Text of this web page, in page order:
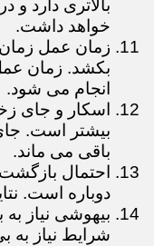
بالاتری دارد و
خواهد داشت.
زمان عمل
بکشد. زمان
انجام می شود.
اسکار و جای
بیشتر است.
باقی می ماند.
احتمال
دوباره است.
بیهوشی نیاز
شرایط نیاز